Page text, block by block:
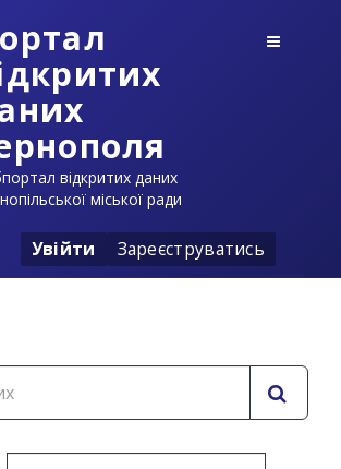
відкритих даних
міської ради
Увійти Зареєструватись